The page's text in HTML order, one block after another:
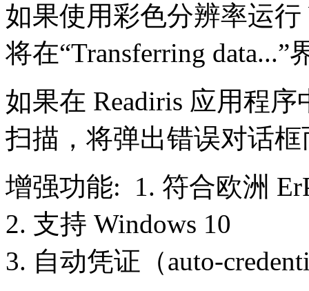
如果使用彩色分辨率运
将在“Transferring data...”
如果在 Readiris 应用程
扫描，将弹出错误对话
增强功能: 1. 符合欧洲
2. 支持 Windows 10
3. 自动凭证（auto-